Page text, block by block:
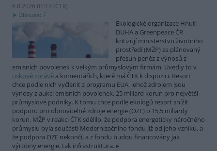
6.8.2026 01:17 (ČTK)
Diskuse: 7
Ekologické organizace Hnutí
DUHA a Greenpeace ČR
kritizují ministerstvo životního
prostředí (MŽP) za plánovaný
přesun peněz z výnosů z
emisních povolenek k velkým průmyslovým firmám. Uvedly to v
tiskové zprávě a komentářích, které má ČTK k dispozici. Resort
chce podle nich vyčlenit z programu EUA, jehož zdrojem jsou
výnosy z aukcí emisních povolenek, 25 miliard korun pro největší
průmyslové podniky. K tomu chce podle ekologů resort snížit
podporu pro obnovitelné zdroje energie (OZE) o 15,5 miliardy
korun. MŽP v reakci ČTK sdělilo, že podpora energeticky náročného
průmyslu byla součástí Modernizačního fondu již od jeho vzniku, a
že podpora OZE nekončí, a z fondu budou financovány jak
výrobny energie, tak infrastruktura.